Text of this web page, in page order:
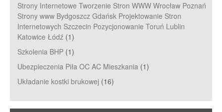
Strony Internetowe Tworzenie Stron WWW Wrocław Poznań
Strony www Bydgoszcz Gdańsk Projektowanie Stron
Internetowych Szczecin Pozycjonowanie Toruń Lublin
Katowice Łódź (1)
Szkolenia BHP (1)
Ubezpieczenia Piła OC AC Mieszkania (1)
Układanie kostki brukowej (16)